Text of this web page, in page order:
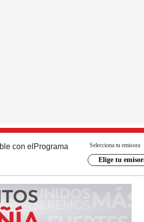
con el Programa Selecciona tu emisora
Elige tu